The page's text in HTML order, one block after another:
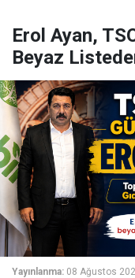
Erol Ayan,
Beyaz
Yayınlanma: 08 Ağustos